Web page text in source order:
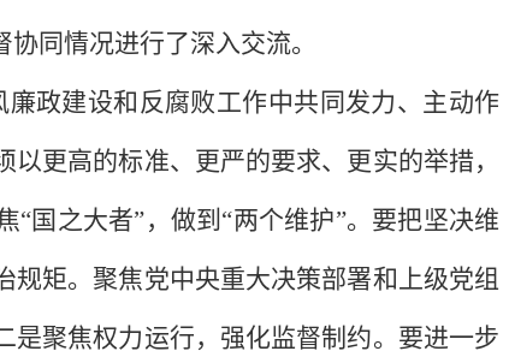
同情况进行了深入交流。
政建设和反腐败工作中共同发力、主动作
更高的标准、更严的要求、更实的举措，
国之大者”，做到“两个维护”。要把坚决维
矩。聚焦党中央重大决策部署和上级党组
聚焦权力运行，强化监督制约。要进一步